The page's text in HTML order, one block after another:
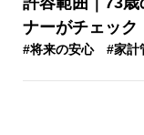
ナーがチェック
#将来の安心 #家計